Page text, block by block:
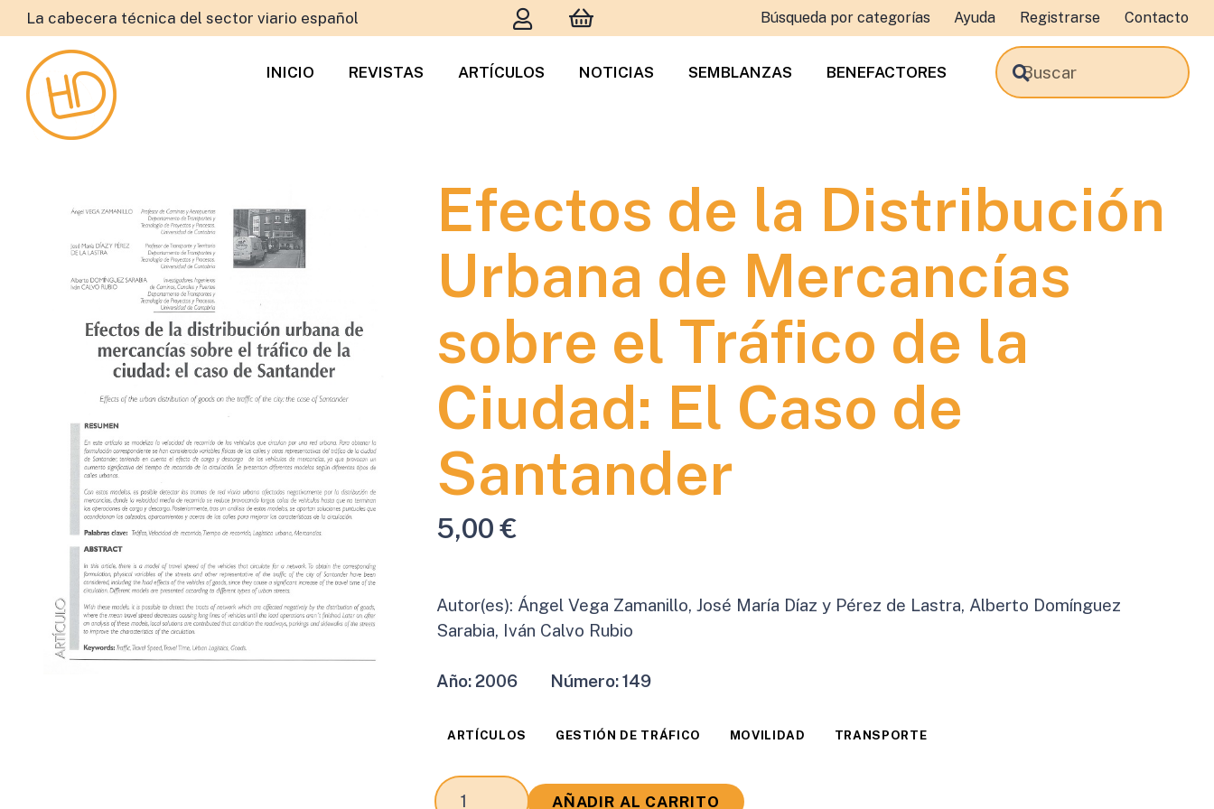
La cabecera técnica del sector viario español Búsqueda por categorías Ayuda Registrarse Contacto
INICIO REVISTAS ARTÍCULOS NOTICIAS SEMBLANZAS BENEFACTORES
Efectos de la Distribución
Urbana de Mercancías
sobre el Tráfico de la
Ciudad: El Caso de
Santander
5,00€
Autor(es): Ángel Vega Zamanillo, José María Díaz y Pérez de Lastra, Alberto Domínguez
Sarabia, Iván Calvo Rubio
Año:2006 Número:149
ARTÍCULOS GESTIÓN DE TRÁFICO MOVILIDAD TRANSPORTE
Efectos
AÑADIR AL CARRITO